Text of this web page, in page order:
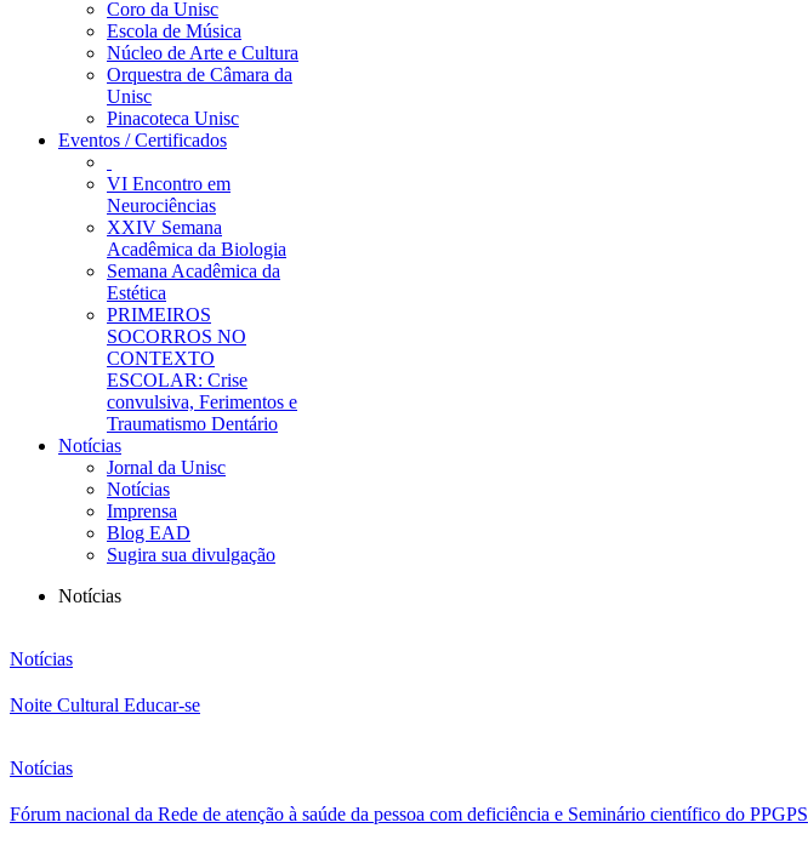
Coro da Unisc
Escola de Música
Núcleo de Arte e Cultura
Orquestra de Câmara da
Unisc
Pinacoteca Unisc
Eventos / Certificados
VI Encontro em
Neurociências
XXIV Semana
Acadêmica da Biologia
Semana Acadêmica da
Estética
PRIMEIROS
SOCORROS NO
CONTEXTO
ESCOLAR: Crise
convulsiva, Ferimentos e
Traumatismo Dentário
Notícias
Jornal da Unisc
Notícias
Imprensa
Blog EAD
Sugira sua divulgação
Notícias
Notícias
Noite Cultural Educar-se
Notícias
Fórum nacional da Rede de atenção à saúde da pessoa com deficiência e Seminário científico do PPGPS